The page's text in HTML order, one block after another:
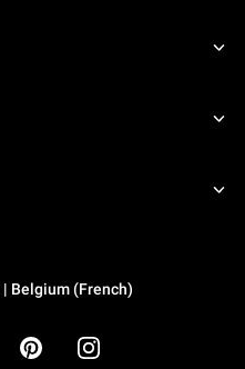
Belgium (French)